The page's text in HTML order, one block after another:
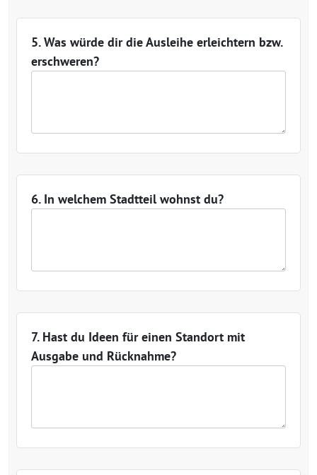
5. Was würde dir die Ausleihe erleichtern bzw.
erschweren?
6. In welchem Stadtteil wohnst du?
7. Hast du Ideen für einen Standort mit
Ausgabe und Rücknahme?